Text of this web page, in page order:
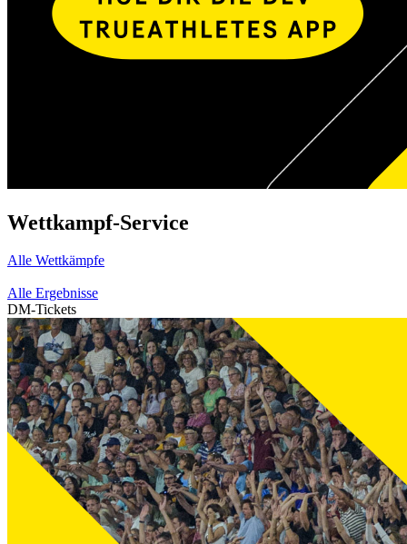
Wettkampf-Service
Alle Wettkämpfe
Alle Ergebnisse
DM-Tickets